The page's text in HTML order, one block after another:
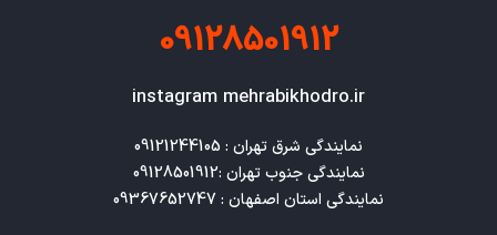
09128501912
instagram mehrabikhodro.ir
نمایندگی استان اصفهان : 09367652747